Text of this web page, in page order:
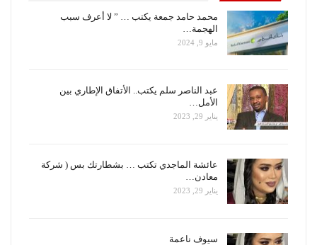
محمد حامد جمعة يكتب … ” لا أعرف سبب
الهجمة…
مايو 9, 2024
عبد الناصر سلم يكتب.. الأتفاق الإطاري بين
الأمل…
يناير 29, 2023
عائشة الماجدي تكتب … بشطارتك بس ( شركة
معادن…
يناير 29, 2023
سيوف ناعمة